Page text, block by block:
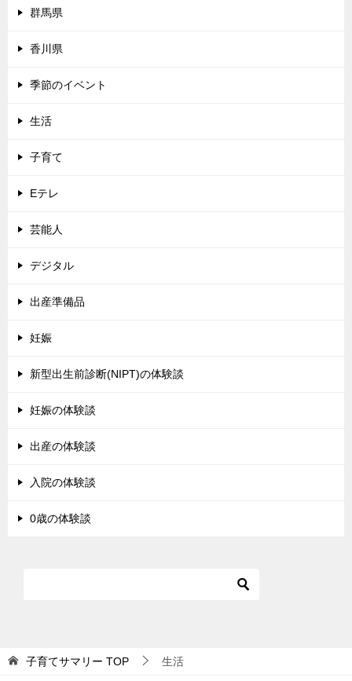
群馬県
香川県
季節のイベント
生活
子育て
Eテレ
芸能人
デジタル
出産準備品
妊娠
新型出生前診断(NIPT)の体験談
妊娠の体験談
出産の体験談
入院の体験談
0歳の体験談
子育てサマリー TOP 生活